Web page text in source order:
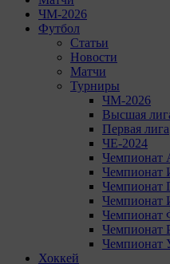
ЧМ-2026
Футбол
Статьи
Новости
Матчи
Турниры
ЧМ-2026
Высшая
Первая лига
ЧЕ-2024
Чемпионат
Чемпионат
Чемпионат
Чемпионат
Чемпионат
Чемпионат
Чемпионат
Хоккей